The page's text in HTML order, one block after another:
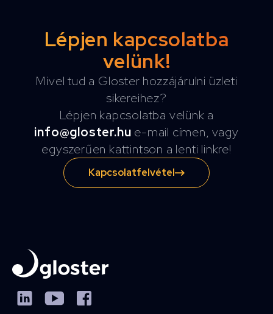
Lépjen kapcsolatba
velünk!
Mivel tud a Gloster hozzájárulni üzleti
sikereihez?
Lépjen kapcsolatba velünk a
info@gloster.hu e-mail címen, vagy
egyszerűen kattintson a lenti linkre!
Kapcsolatfelvétel